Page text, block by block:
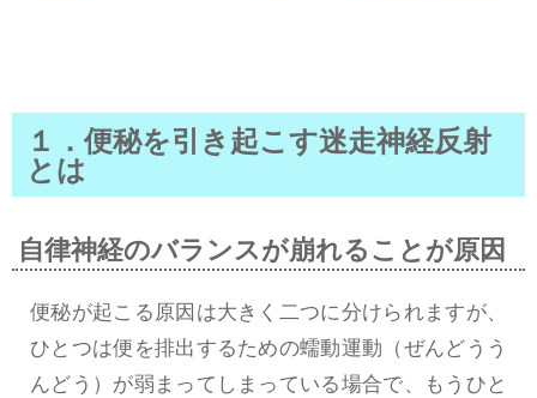
１．便秘を引き起こす迷走神経反射
とは
自律神経のバランスが崩れることが原因
便秘が起こる原因は大きく二つに分けられますが、
ひとつは便を排出するための蠕動運動（ぜんどうう
んどう）が弱まってしまっている場合で、もうひと